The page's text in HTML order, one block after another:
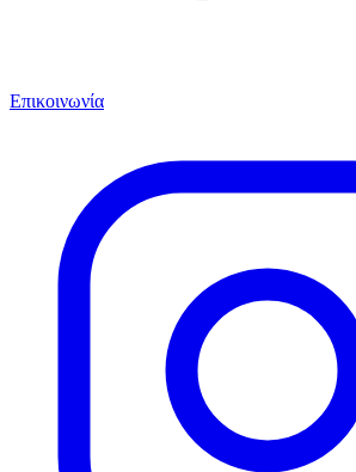
Επικοινωνία